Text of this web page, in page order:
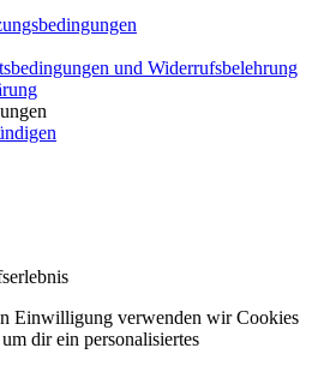
und Widerrufsbelehrung
Einwilligung verwenden wir Cookies
dir ein personalisiertes